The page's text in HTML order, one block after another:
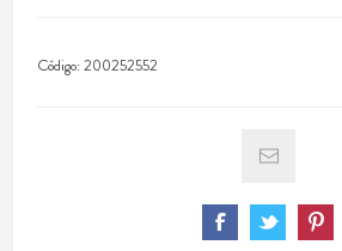
Código:200252552